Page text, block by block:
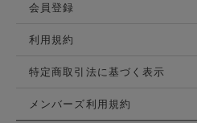
会員登録
利用規約
特定商取引法に基づく表示
メンバーズ利用規約